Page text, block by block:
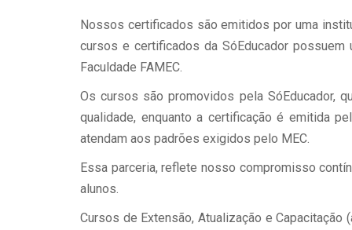
Nossos certificados são emitidos por uma
cursos e certificados da SóEducador
Faculdade FAMEC.
Os cursos são promovidos pela SóEducador,
qualidade, enquanto a certificação é emitida
atendam aos padrões exigidos pelo MEC.
Essa parceria, reflete nosso compromisso
alunos.
Cursos de Extensão, Atualização e